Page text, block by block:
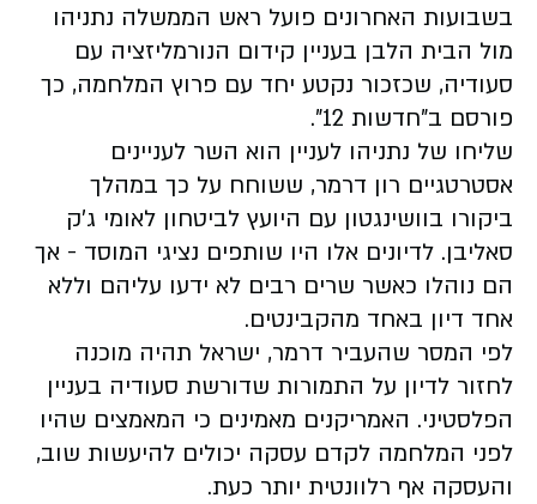
בשבועות האחרונים פועל ראש הממשלה נתניהו
מול הבית הלבן בעניין קידום הנורמליזציה עם
סעודיה, שכזכור נקטע יחד עם פרוץ המלחמה, כך
פורסם ב"חדשות 12".
שליחו של נתניהו לעניין הוא השר לעניינים
אסטרטגיים רון דרמר, ששוחח על כך במהלך
ביקורו בוושינגטון עם היועץ לביטחון לאומי ג'ק
סאליבן. לדיונים אלו היו שותפים נציגי המוסד - אך
הם נוהלו כאשר שרים רבים לא ידעו עליהם וללא
אחד דיון באחד מהקבינטים.
לפי המסר שהעביר דרמר, ישראל תהיה מוכנה
לחזור לדיון על התמורות שדורשת סעודיה בעניין
הפלסטיני. האמריקנים מאמינים כי המאמצים שהיו
לפני המלחמה לקדם עסקה יכולים להיעשות שוב,
והעסקה אף רלוונטית יותר כעת.